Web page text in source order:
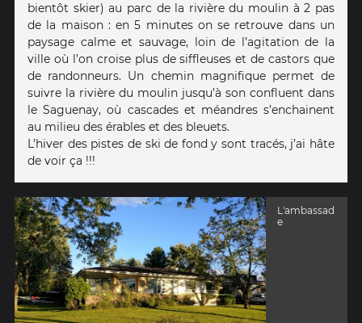
bientôt skier) au parc de la rivière du moulin à 2 pas
de la maison : en 5 minutes on se retrouve dans un
paysage calme et sauvage, loin de l’agitation de la
ville où l’on croise plus de siffleuses et de castors que
de randonneurs. Un chemin magnifique permet de
suivre la rivière du moulin jusqu’à son confluent dans
le Saguenay, où cascades et méandres s’enchainent
au milieu des érables et des bleuets.
L’hiver des pistes de ski de fond y sont tracés, j’ai hâte
de voir ça !!!
L'ambassad
e